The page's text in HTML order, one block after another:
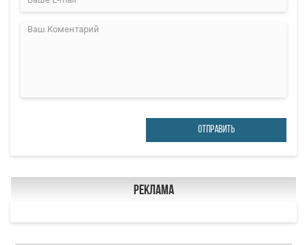
ОТПРАВИТЬ
Реклама